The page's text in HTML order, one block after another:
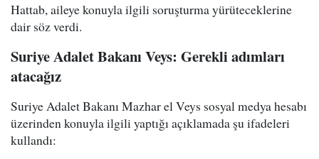
Hattab, aileye konuyla ilgili soruşturma yürüteceklerine
dair söz verdi.
Suriye Adalet Bakanı Veys: Gerekli adımları
atacağız
Suriye Adalet Bakanı Mazhar el Veys sosyal medya hesabı
üzerinden konuyla ilgili yaptığı açıklamada şu ifadeleri
kullandı: